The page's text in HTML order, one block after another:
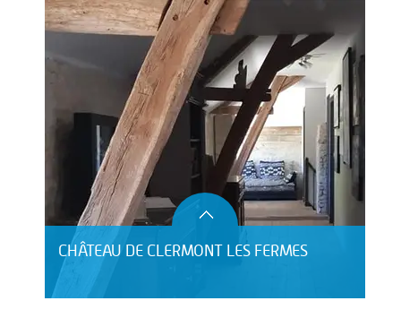
CHÂTEAU DE CLERMONT LES FERMES